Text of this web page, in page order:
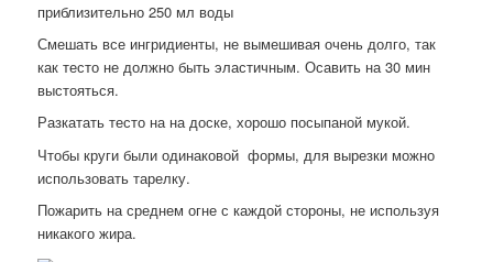
приблизительно 250 мл воды
Смешать все ингридиенты, не вымешивая очень долго, так
как тесто не должно быть эластичным. Осавить на 30 мин
выстояться.
Разкатать тесто на на доске, хорошо посыпаной мукой.
Чтобы круги были одинаковой формы, для вырезки можно
использовать тарелку.
Пожарить на среднем огне с каждой стороны, не используя
никакого жира.